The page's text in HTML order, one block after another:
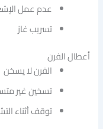
عدم عمل
تسريب غاز
أعطال الفرن
الفرن لا يسخن
تسخين غير
توقف أثناء